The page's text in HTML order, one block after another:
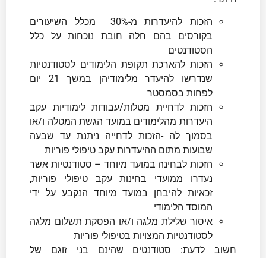
הזכות להיעדרות מ-30% מכלל השיעורים
בקורסים בהם חלה חובת נוכחות על כלל
הסטודנטים
הזכות להארכת תקופת הלימודים לסטודנטיות
שנדרשו להיעדר מלימודיהן במשך 21 יום
לפחות בסמסטר
הזכות לדחיית מטלות/עבודות לימודיות עקב
היעדרות מהלימודים במועד הגשת המטלה ו/או
בסמוך לה -הזכות לדחייה ניתנת עד שבעה
שבועות מתום ההיעדרות עקב טיפולי פוריות
הזכות לבחינה במועד מיוחד – סטודנטיות אשר
נעדרו ממועדי בחינות עקב טיפולי פוריות,
זכאיות להיבחן במועד מיוחד הנקבע על ידי
המוסד הלימודי
איסור שלילת מלגה ו/או הפסקת תשלום מלגה
לסטודנטיות המצויות בטיפולי פוריות
חשוב לדעת: סטודנטים שהינם בני זוגם של